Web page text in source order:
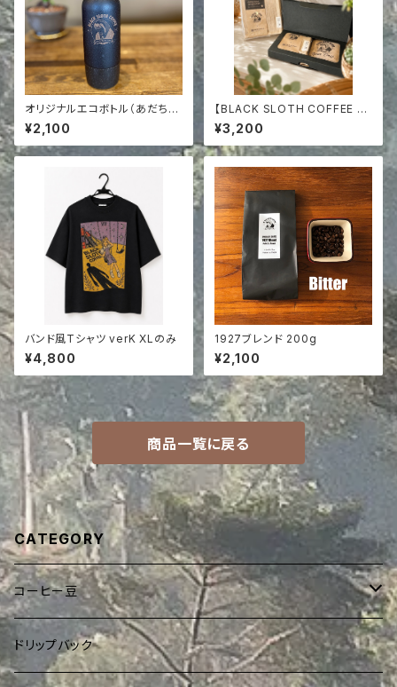
オリジナルエコボトル（あだちコ
ーヒーループ協賛）
¥2,100
【BLACK SLOTH COFFEE ×
KAZ STYLE】コーヒー染めガ
ーゼハンカチ
¥3,200
バンド風Tシャツ verK XLのみ
¥4,800
1927ブレンド 200g
¥2,100
商品一覧に戻る
CATEGORY
コーヒー豆
ブレンド
ドリップバック